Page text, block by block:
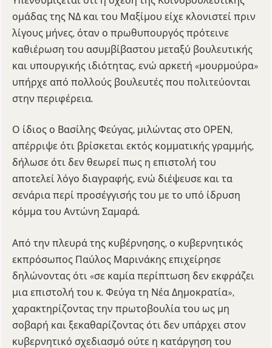
ομάδας της ΝΔ και του Μαξίμου είχε κλονιστεί πριν
λίγους μήνες, όταν ο πρωθυπουργός πρότεινε
καθιέρωση του ασυμβίβαστου μεταξύ βουλευτικής
και υπουργικής ιδιότητας, ενώ αρκετή «μουρμούρα»
υπήρχε από πολλούς βουλευτές που πολιτεύονται
στην περιφέρεια.
Ο ίδιος ο Βασίλης Φεύγας, μιλώντας στο OPEN,
απέρριψε ότι βρίσκεται εκτός κομματικής γραμμής,
δήλωσε ότι δεν θεωρεί πως η επιστολή του
αποτελεί λόγο διαγραφής, ενώ διέψευσε και τα
σενάρια περί προσέγγισής του με το υπό ίδρυση
κόμμα του Αντώνη Σαμαρά.
Από την πλευρά της κυβέρνησης, ο κυβερνητικός
εκπρόσωπος Παύλος Μαρινάκης επιχείρησε
δηλώνοντας ότι «σε καμία περίπτωση δεν εκφράζει
μια επιστολή του κ. Φεύγα τη Νέα Δημοκρατία»,
χαρακτηρίζοντας την πρωτοβουλία του ως μη
σοβαρή και ξεκαθαρίζοντας ότι δεν υπάρχει στον
κυβερνητικό σχεδιασμό ούτε η κατάργηση του